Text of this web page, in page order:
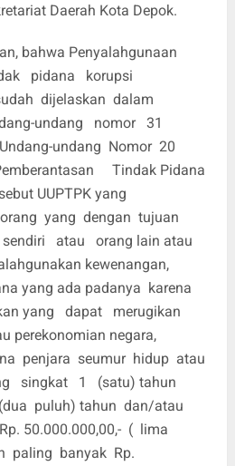
Daerah Kota Depok.
bahwa Penyalahgunaan
pidana korupsi
dijelaskan dalam
undang nomor 31
undang Nomor 20
Tindak Pidana
UUPTPK yang
yang dengan tujuan
atau orang lain atau
kewenangan,
yang ada padanya karena
yang dapat merugikan
perekonomian negara,
penjara seumur hidup atau
singkat 1 (satu) tahun
puluh) tahun dan/atau
50.000.000,00,- ( lima
paling banyak Rp.